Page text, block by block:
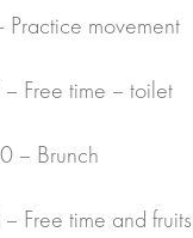
movement
Free time – toilet
– Brunch
Free time and fruits